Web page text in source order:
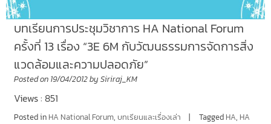
บทเรียนการประชุมวิชาการ HA National Forum
ครั้งที่ 13 เรื่อง “3E 6M กับวัฒนธรรมการจัดการสิ่ง
แวดล้อมและความปลอดภัย”
Posted on 19/04/2012by Siriraj_KM
Views : 851
Posted in HA National Forum, บทเรียนและเรื่องเล่า Tagged HA, HA